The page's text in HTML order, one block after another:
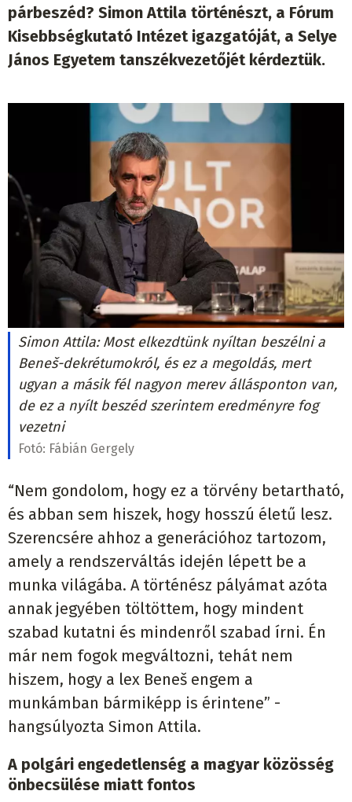
párbeszéd? Simon Attila történészt, a Fórum
Kisebbségkutató Intézet igazgatóját, a Selye
János Egyetem tanszékvezetőjét kérdeztük.
Simon Attila: Most elkezdtünk nyíltan beszélni a
Beneš-dekrétumokról, és ez a megoldás, mert
ugyan a másik fél nagyon merev állásponton van,
de ez a nyílt beszéd szerintem eredményre fog
vezetni
Fotó: Fábián Gergely
“Nem gondolom, hogy ez a törvény betartható,
és abban sem hiszek, hogy hosszú életű lesz.
Szerencsére ahhoz a generációhoz tartozom,
amely a rendszerváltás idején lépett be a
munka világába. A történész pályámat azóta
annak jegyében töltöttem, hogy mindent
szabad kutatni és mindenről szabad írni. Én
már nem fogok megváltozni, tehát nem
hiszem, hogy a lex Beneš engem a
munkámban bármiképp is érintene” -
hangsúlyozta Simon Attila.
A polgári engedetlenség a magyar közösség
önbecsülése miatt fontos